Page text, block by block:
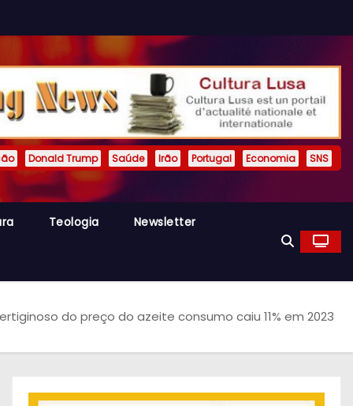
Donald Trump Saúde Irão Portugal Economia SNS
Teologia Newsletter
do preço do azeite consumo caiu 11% em 2023